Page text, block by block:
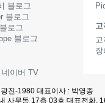
블로그
블로그
로그
블로그
네이버 TV
고
진-1980 대표이사 : 박영종
사무동 17층 03호 대표전화.